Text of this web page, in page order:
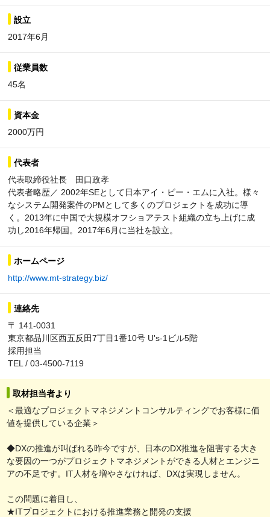
設立
2017年6月
従業員数
45名
資本金
2000万円
代表者
代表取締役社長 田口政孝
代表者略歴／ 2002年SEとして日本アイ・ビー・エムに入社。様々
なシステム開発案件のPMとして多くのプロジェクトを成功に導
く。2013年に中国で大規模オフショアテスト組織の立ち上げに成
功し2016年帰国。2017年6月に当社を設立。
ホームページ
http://www.mt-strategy.biz/
連絡先
〒 141-0031
東京都品川区西五反田7丁目1番10号 U's-1ビル5階
採用担当
TEL / 03-4500-7119
取材担当者より
＜最適なプロジェクトマネジメントコンサルティングでお客様に価
値を提供している企業＞
◆DXの推進が叫ばれる昨今ですが、日本のDX推進を阻害する大き
な要因の一つがプロジェクトマネジメントができる人材とエンジニ
アの不足です。IT人材を増やさなければ、DXは実現しません。
この問題に着目し、
★ITプロジェクトにおける推進業務と開発の支援